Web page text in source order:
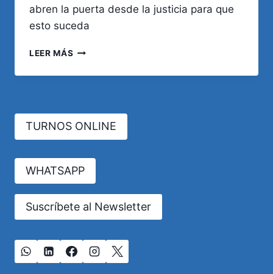
abren la puerta desde la justicia para que
esto suceda
LEER MÁS LA
CARA
INDUSTRIA
DEL
JUICIO»
ARGENTINA
TURNOS ONLINE
WHATSAPP
Suscríbete al Newsletter